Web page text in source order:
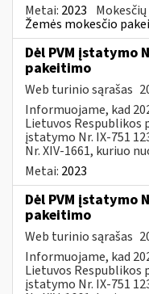
Metai: 2023
Žemės mokesčio
Dėl PVM įstatymo
pakeitimo
Web turinio sąrašas
Informuojame, kad
Lietuvos Respublikos
įstatymo Nr. IX-751
Nr. XIV-1661, kuriuo
Metai: 2023
Dėl PVM įstatymo
pakeitimo
Web turinio sąrašas
Informuojame, kad
Lietuvos Respublikos
įstatymo Nr. IX-751